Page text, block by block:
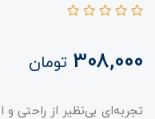
308,000 تومان
تجربه‌ای بی‌نظیر از راحتی و